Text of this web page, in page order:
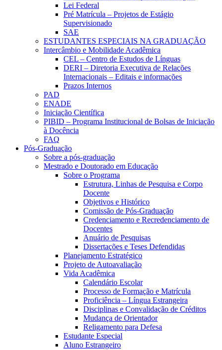
Lei Federal
Pré Matrícula – Projetos de Estágio
Supervisionado
SAE
ESTUDANTES ESPECIAIS NA GRADUAÇÃO
Intercâmbio e Mobilidade Acadêmica
CEL – Centro de Estudos de Línguas
DERI – Diretoria Executiva de Relações
Internacionais – Editais e informações
Prazos Internos
PAD
ENADE
Iniciação Científica
PIBID – Programa Institucional de Bolsas de Iniciação
à Docência
FAQ
Pós-Graduação
Sobre a pós-graduação
Mestrado e Doutorado em Educação
Sobre o Programa
Estrutura, Linhas de Pesquisa e Corpo
Docente
Objetivos e Histórico
Comissão de Pós-Graduação
Credenciamento e Recredenciamento de
Docentes
Anuário de Pesquisas
Dissertações e Teses Defendidas
Planejamento Estratégico
Projeto de Autoavaliação
Vida Acadêmica
Calendário Escolar
Processo de Formação e Matrícula
Proficiência – Língua Estrangeira
Disciplinas e Convalidação de Créditos
Mudança de Orientador
Religamento para Defesa
Estudante Especial
Aluno Estrangeiro